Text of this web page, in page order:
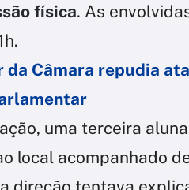
física. As
Câmara repudia
uma terceira
local acompanhado
direção tentava